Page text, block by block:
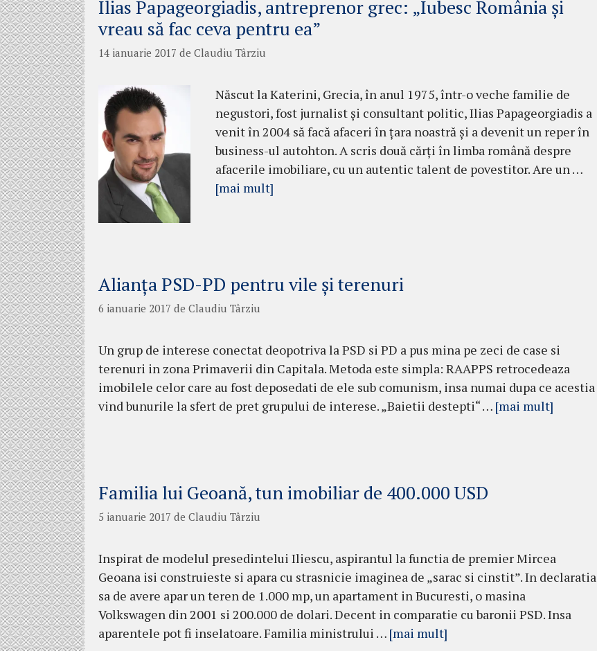
Ilias Papageorgiadis, antreprenor grec: „Iubesc România şi
vreau să fac ceva pentru ea”
14 ianuarie 2017 de Claudiu Târziu
Născut la Katerini, Grecia, în anul 1975, într-o veche familie de
negustori, fost jur­nalist şi consultant politic, Ilias Papageor­gia­dis a
venit în 2004 să facă afaceri în ţara noastră şi a devenit un reper în
business-ul autohton. A scris două cărţi în limba română despre
afacerile imo­bi­liare, cu un autentic talent de povestitor. Are un …
[mai mult]
Alianța PSD-PD pentru vile și terenuri
6 ianuarie 2017 de Claudiu Târziu
Un grup de interese conectat deopotriva la PSD si PD a pus mina pe zeci de case si
terenuri in zona Primaverii din Capitala. Metoda este simpla: RAAPPS retrocedeaza
imobilele celor care au fost deposedati de ele sub comunism, insa numai dupa ce acestia
vind bunurile la sfert de pret grupului de interese. „Baietii destepti“ … [mai mult]
Familia lui Geoană, tun imobiliar de 400.000 USD
5 ianuarie 2017 de Claudiu Târziu
Inspirat de modelul presedintelui Iliescu, aspirantul la functia de premier Mircea
Geoana isi construieste si apara cu strasnicie imaginea de „sarac si cinstit”. In declaratia
sa de avere apar un teren de 1.000 mp, un apartament in Bucuresti, o masina
Volkswagen din 2001 si 200.000 de dolari. Decent in comparatie cu baronii PSD. Insa
aparentele pot fi inselatoare. Familia ministrului … [mai mult]